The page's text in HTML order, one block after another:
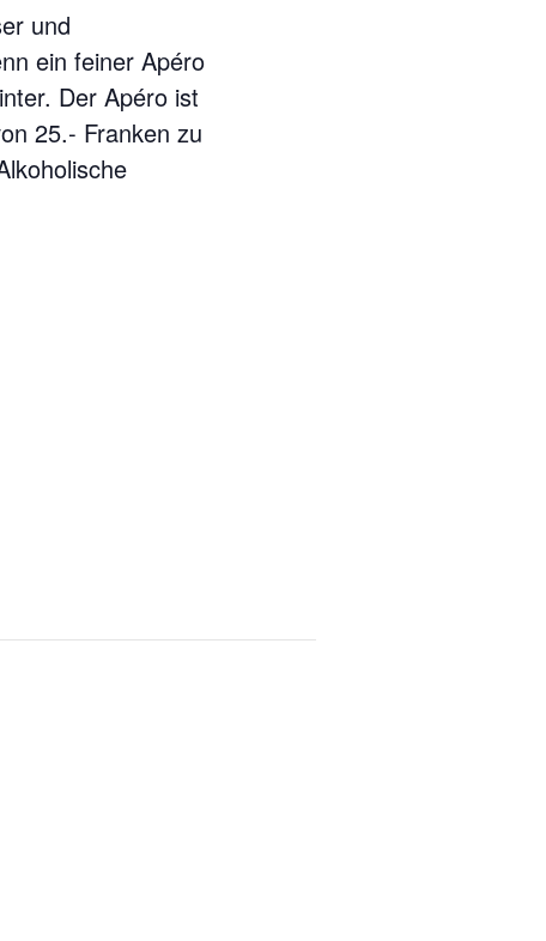
und
ein feiner Apéro
Der Apéro ist
25.- Franken zu